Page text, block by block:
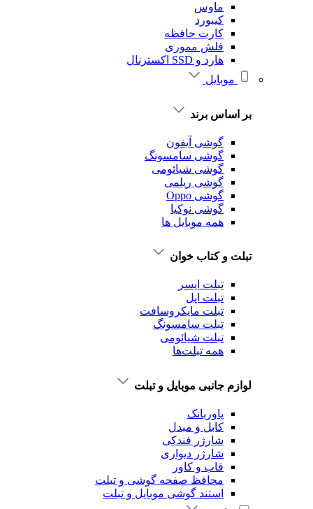
ماوس
کیبورد
کارت حافظه
فلش مموری
هارد و SSD اکسترنال
موبایل
بر اساس برند
گوشی آیفون
گوشی سامسونگ
گوشی شیائومی
گوشی ریلمی
گوشی Oppo
گوشی نوکیا
همه موبایل ها
تبلت و کتاب خوان
تبلت ایسر
تبلت اپل
تبلت‌ مایکروسافت
تبلت‌ سامسونگ
تبلت شیائومی
همه تبلت‌ها
لوازم جانبی موبایل و تبلت
پاوربانک
کابل و مبدل
شارژر فندکی
شارژر دیواری
قاب و کاور
محافظ صفحه گوشی و تبلت
استند گوشی موبایل و تبلت